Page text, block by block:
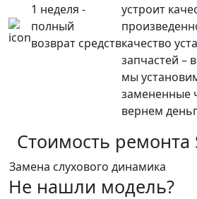
1 неделя -
полный
возврат средств
устроит
качество
запчастей –
мы
замененные
вернем
Стоимость ремонта
Замена слухового динамика
Не нашли модель?